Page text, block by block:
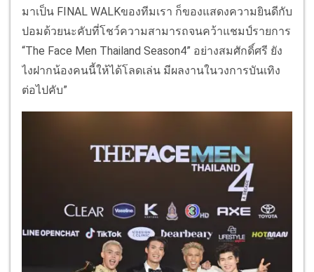
มาเป็น FINAL WALKของทีมเรา ก็ของแสดงความยินดีกับ
ปอมด้วยนะคับที่โชว์ความสามารถจนคว้าแชมป์รายการ
“The Face Men Thailand Season4” อย่างสมศักดิ์ศรี ยัง
ไงฝากน้องคนนี้ให้ได้โลดเล่น มีผลงานในวงการบันเทิง
ต่อไปคับ”